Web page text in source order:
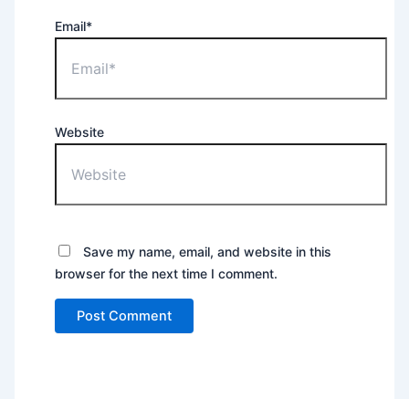
Email*
Website
Save my name, email, and website in this
browser for the next time I comment.